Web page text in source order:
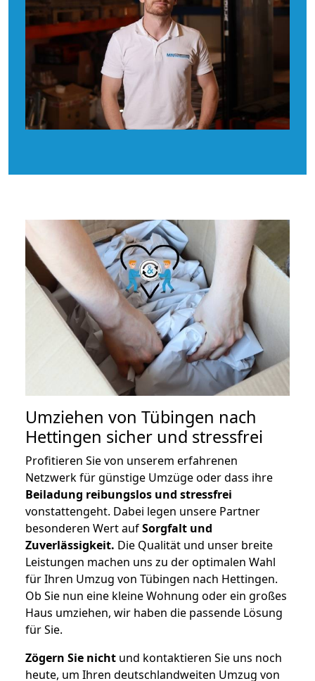
Umziehen von Tübingen nach
Hettingen sicher und stressfrei
Profitieren Sie von unserem erfahrenen
Netzwerk für günstige Umzüge oder dass ihre
Beiladung reibungslos und stressfrei
vonstattengeht. Dabei legen unsere Partner
besonderen Wert aufSorgfalt und
Zuverlässigkeit. Die Qualität und unser breite
Leistungen machen uns zu der optimalen Wahl
für Ihren Umzug von Tübingen nach Hettingen.
Ob Sie nun eine kleine Wohnung oder ein großes
Haus umziehen, wir haben die passende Lösung
für Sie.
Zögern Sie nicht und kontaktieren Sie uns noch
heute, um Ihren deutschlandweiten Umzug von